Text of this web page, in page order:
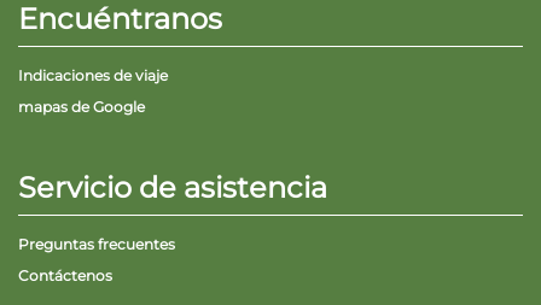
Encuéntranos
Indicaciones de viaje
mapas de Google
Servicio de asistencia
Preguntas frecuentes
Contáctenos